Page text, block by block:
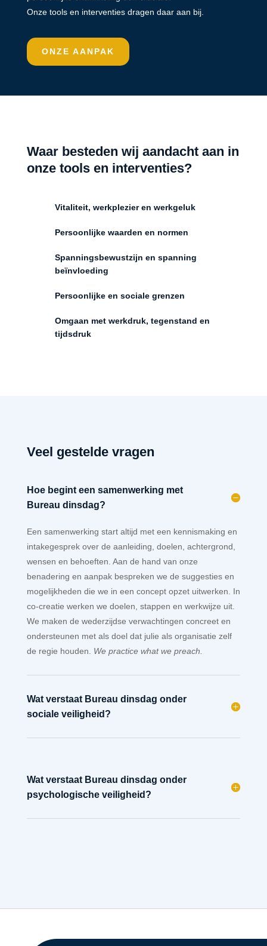
Onze tools en interventies dragen daar aan bij.
ONZE AANPAK
Waar besteden wij aandacht aan in
onze tools en interventies?
Vitaliteit, werkplezier en werkgeluk
Persoonlijke waarden en normen
Spanningsbewustzijn en spanning
beïnvloeding
Persoonlijke en sociale grenzen
Omgaan met werkdruk, tegenstand en
tijdsdruk
Veel gestelde vragen
Hoe begint een samenwerking met
Bureau dinsdag?
Een samenwerking start altijd met een kennismaking en
intakegesprek over de aanleiding, doelen, achtergrond,
wensen en behoeften. Aan de hand van onze
benadering en aanpak bespreken we de suggesties en
mogelijkheden die we in een concept opzet uitwerken. In
co-creatie werken we doelen, stappen en werkwijze uit.
We maken de wederzijdse verwachtingen concreet en
ondersteunen met als doel dat julie als organisatie zelf
de regie houden. We practice what we preach.
Wat verstaat Bureau dinsdag onder
sociale veiligheid?
Wat verstaat Bureau dinsdag onder
psychologische veiligheid?